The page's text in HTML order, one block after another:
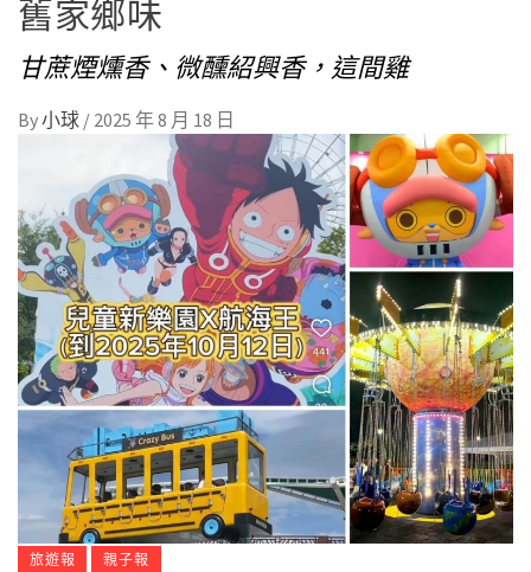
舊家鄉味
甘蔗煙燻香、微醺紹興香，這間雞
By小球 / 2025 年 8 月 18 日
旅遊報 親子報